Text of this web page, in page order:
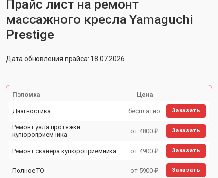
Прайс лист на ремонт
массажного кресла Yamaguchi
Prestige
Дата обновления прайса: 18.07.2026
Поломка Цена
Диагностика бесплатно Заказать
Ремонт узла протяжки
купюроприемника
от 4800 ₽ Заказать
Ремонт сканера купюроприемника от 4900 ₽ Заказать
Полное ТО от 5900 ₽ Заказать